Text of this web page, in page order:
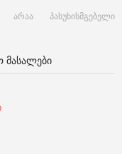
პასუხისმგებელი
ᲛᲐᲡᲐᲚᲔᲑᲘ